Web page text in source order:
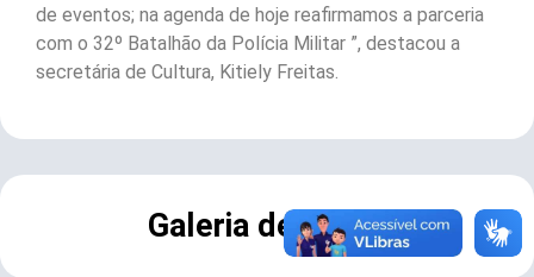
de eventos; na agenda de hoje reafirmamos a parceria
com o 32º Batalhão da Polícia Militar ”, destacou a
secretária de Cultura, Kitiely Freitas.
Galeria de Fotos